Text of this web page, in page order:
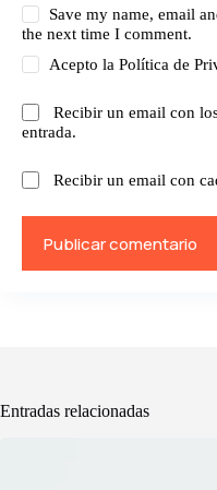
Save my name, email
the next time I comment.
Acepto laPolítica de
Recibir un email con
entrada.
Recibir un email con
Publicar comentario
Entradas relacionadas